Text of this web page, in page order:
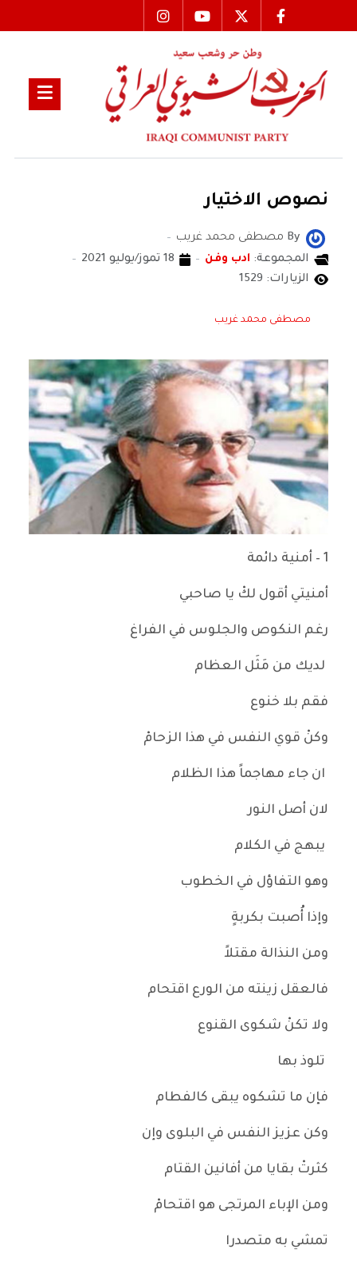
نصوص الاختيار
By مصطفى محمد غريب
المجموعة: ادب وفن
18 تموز/يوليو 2021
الزيارات: 1529
مصطفى محمد غريب
1 – أمنية دائمة
أمنيتي أقول لكْ يا صاحبي
رغم النكوص والجلوس في الفراغ
لديك من مَثَل العظام
فقم بلا خنوع
وكنْ قوي النفس في هذا الزحامْ
ان جاء مهاجماً هذا الظلام
لان أصل النور
يبهج في الكلام
وهو التفاؤل في الخطوب
وإذا أُصبت بكربةٍ
ومن النذالة مقتلاً
فالعقل زينته من الورع اقتحام
ولا تكنْ شكوى القنوع
تلوذ بها
فإن ما تشكوه يبقى كالفطام
وكن عزيز النفس في البلوى وإن
كثرتْ بقايا من أفانين القتام
ومن الإباء المرتجى هو اقتحامْ
تمشي به متصدرا